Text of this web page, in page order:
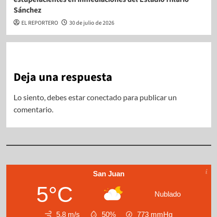
Sánchez
EL REPORTERO 30 de julio de 2026
Deja una respuesta
Lo siento, debes estarconectadopara publicar un
comentario.
San Juan
5°C Nublado
5.8 m/s 50% 773 mmHg